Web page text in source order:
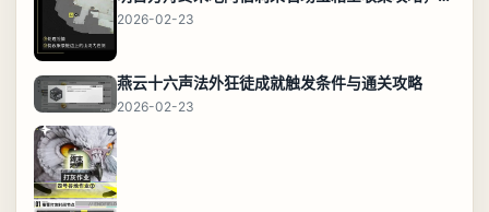
2026-02-23
燕云十六声法外狂徒成就触发条件与通关攻略
2026-02-23